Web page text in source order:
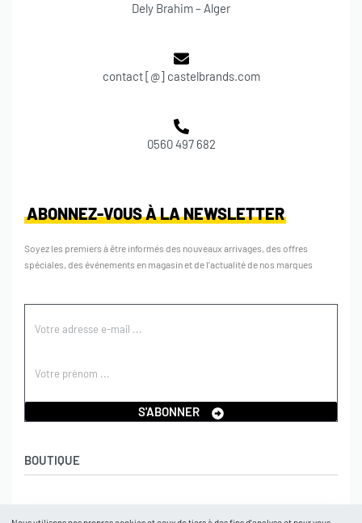
Dely Brahim – Alger
contact [@] castelbrands.com
0560 497 682
BOUTIQUE
AIDE
ABONNEZ-VOUS À LA NEWSLETTER
Soyez les premiers à être informés des nouveaux arrivages, des offres
spéciales, des événements en magasin et de l’actualité de nos marques
S'ABONNER